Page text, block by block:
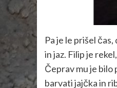
Pa je le prišel
in jaz. Filip je
Čeprav mu je bilo
barvati jajčka in